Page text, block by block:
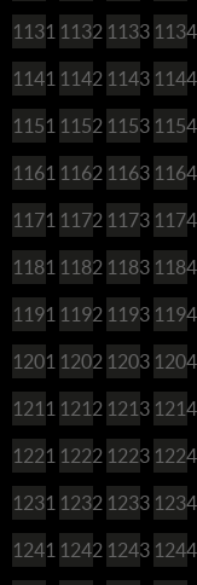
1131 1132 1133 1134
1141 1142 1143 1144
1151 1152 1153 1154
1161 1162 1163 1164
1171 1172 1173 1174
1181 1182 1183 1184
1191 1192 1193 1194
1201 1202 1203 1204
1211 1212 1213 1214
1221 1222 1223 1224
1231 1232 1233 1234
1241 1242 1243 1244